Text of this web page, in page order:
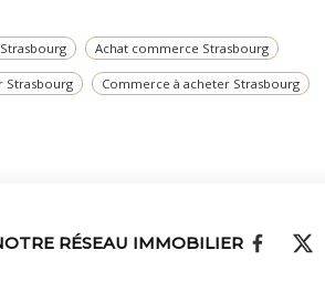
Achat commerce Strasbourg
Strasbourg Commerce à acheter Strasbourg
RÉSEAU IMMOBILIER